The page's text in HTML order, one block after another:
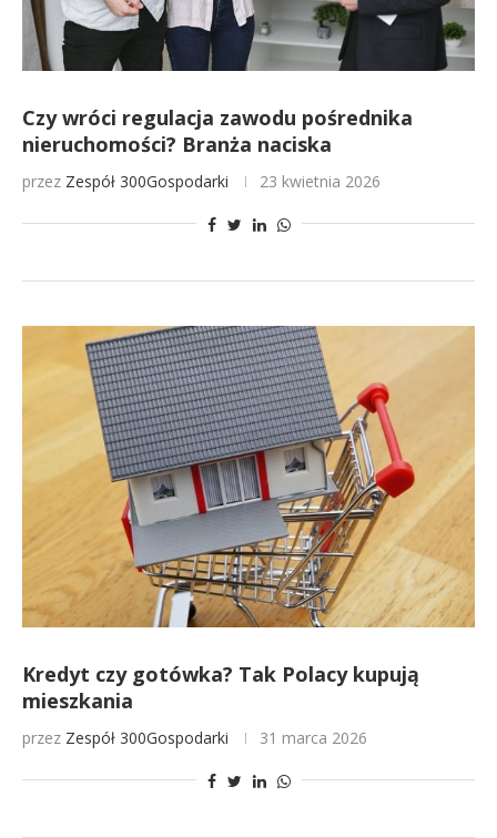
Czy wróci regulacja zawodu pośrednika
nieruchomości? Branża naciska
przez Zespół 300Gospodarki 23 kwietnia 2026
Kredyt czy gotówka? Tak Polacy kupują
mieszkania
przez Zespół 300Gospodarki 31 marca 2026